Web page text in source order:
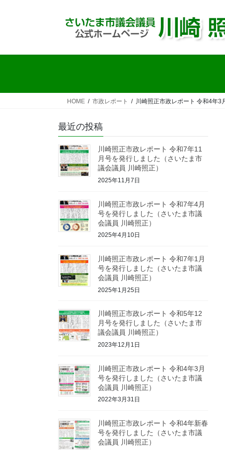
ツ
シ
HOME 市政レポート 川崎照正市政レポート 令和4年3
最近の投稿
川崎照正市政レポート 令和7年11
月号を発行しました（さいたま市
議会議員 川崎照正）
2025年11月7日
川崎照正市政レポート 令和7年4月
号を発行しました（さいたま市議
会議員 川崎照正）
2025年4月10日
川崎照正市政レポート 令和7年1月
号を発行しました（さいたま市議
会議員 川崎照正）
2025年1月25日
川崎照正市政レポート 令和5年12
月号を発行しました（さいたま市
議会議員 川崎照正）
2023年12月1日
川崎照正市政レポート 令和4年3月
号を発行しました（さいたま市議
会議員 川崎照正）
2022年3月31日
川崎照正市政レポート 令和4年新春
号を発行しました（さいたま市議
会議員 川崎照正）